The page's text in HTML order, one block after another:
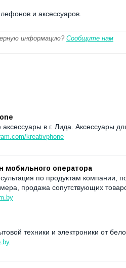
и аксессуаров.
информацию? Сообщите нам
в г. Лида. Аксессуары
kreativphone
мобильного оператора
по продуктам компании,
продажа сопутствующих
техники и электроники от